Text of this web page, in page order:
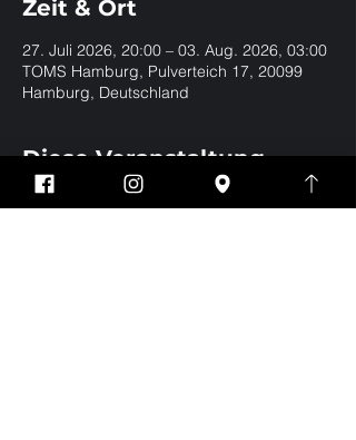
Zeit & Ort
27. Juli 2026, 20:00 – 03. Aug. 2026, 03:00
TOMS Hamburg, Pulverteich 17, 20099
Hamburg, Deutschland
Diese Veranstaltung
teilen